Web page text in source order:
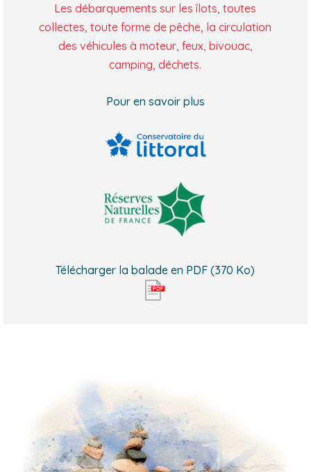
Les débarquements sur les îlots, toutes
collectes, toute forme de pêche, la circulation
des véhicules à moteur, feux, bivouac,
camping, déchets.
Pour en savoir plus
Télécharger la balade en PDF (370 Ko)